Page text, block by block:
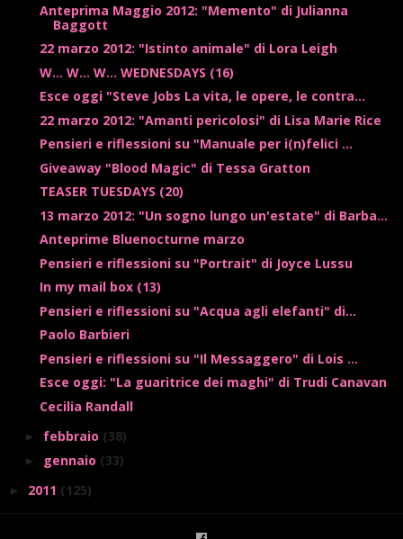
Anteprima Maggio 2012: "Memento" di Julianna
Baggott
22 marzo 2012: "Istinto animale" di Lora Leigh
W... W... W... WEDNESDAYS (16)
Esce oggi "Steve Jobs La vita, le opere, le contra...
22 marzo 2012: "Amanti pericolosi" di Lisa Marie Rice
Pensieri e riflessioni su "Manuale per i(n)felici ...
Giveaway "Blood Magic" di Tessa Gratton
TEASER TUESDAYS (20)
13 marzo 2012: "Un sogno lungo un'estate" di Barba...
Anteprime Bluenocturne marzo
Pensieri e riflessioni su "Portrait" di Joyce Lussu
In my mail box (13)
Pensieri e riflessioni su "Acqua agli elefanti" di...
Paolo Barbieri
Pensieri e riflessioni su "Il Messaggero" di Lois ...
Esce oggi: "La guaritrice dei maghi" di Trudi Canavan
Cecilia Randall
► febbraio (38)
► gennaio (33)
► 2011 (125)